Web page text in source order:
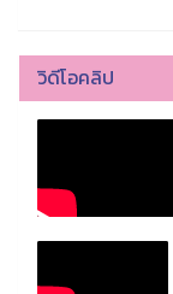
วิดีโอคลิป